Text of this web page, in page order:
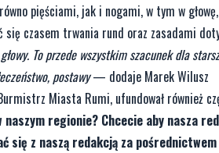
pięściami, jak i nogami, w tym w
się czasem trwania rund oraz zasadami
To przede wszystkim szacunek dla
postawy— dodaje Marek Wilusz
Miasta Rumi, ufundował również
regionie? Chcecie aby nasza
się z naszą redakcją za pośrednictwem